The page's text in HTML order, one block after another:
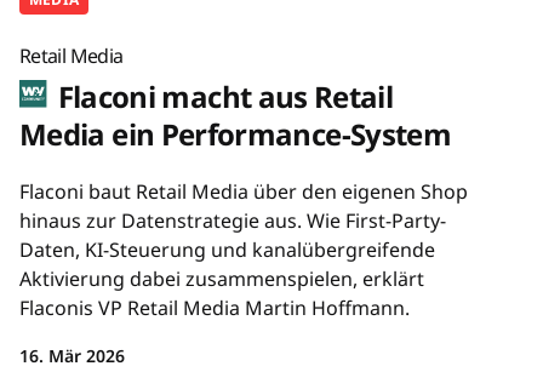
Retail Media
Flaconi macht aus Retail
Media ein Performance-System
Flaconi baut Retail Media über den eigenen Shop
hinaus zur Datenstrategie aus. Wie First-Party-
Daten, KI-Steuerung und kanalübergreifende
Aktivierung dabei zusammenspielen, erklärt
Flaconis VP Retail Media Martin Hoffmann.
16. Mär 2026